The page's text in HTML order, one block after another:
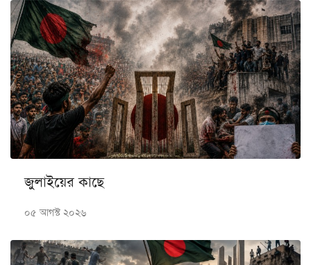
জুলাইয়ের কাছে
০৫ আগস্ট ২০২৬